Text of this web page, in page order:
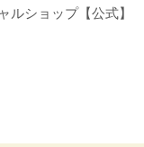
ショップ【公式】